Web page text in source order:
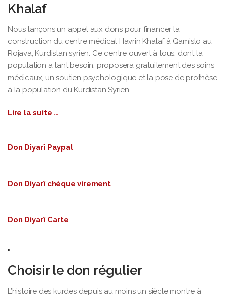
Khalaf
Nous lançons un appel aux dons pour financer la
construction du centre médical Havrin Khalaf à Qamislo au
Rojava, Kurdistan syrien. Ce centre ouvert à tous, dont la
population a tant besoin, proposera gratuitement des soins
médicaux, un soutien psychologique et la pose de prothèse
à la population du Kurdistan Syrien.
Lire la suite …
Don Diyarî Paypal
Don Diyarî chèque virement
Don Diyarî Carte
.
Choisir le don régulier
L’histoire des kurdes depuis au moins un siècle montre à